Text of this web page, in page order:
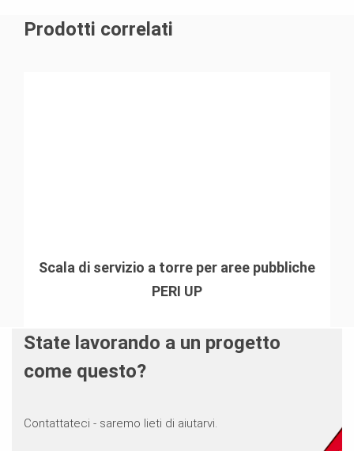
Prodotti correlati
Scala di servizio a torre per aree pubbliche
PERI UP
State lavorando a un progetto
come questo?
Contattateci - saremo lieti di aiutarvi.